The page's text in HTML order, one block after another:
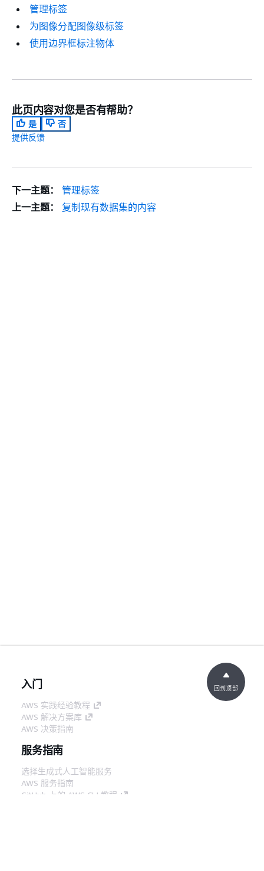
管理标签
为图像分配图像级标签
使用边界框标注物体
此页内容对您是否有帮助？
是
否
提供反馈
下一主题：
管理标签
上一主题：
复制现有数据集的内容
入门
AWS 实践经验教程
AWS 解决方案库
AWS 决策指南
服务指南
选择生成式人工智能服务
AWS 服务指南
GitHub 上的 AWS CLI 教程
回到顶部